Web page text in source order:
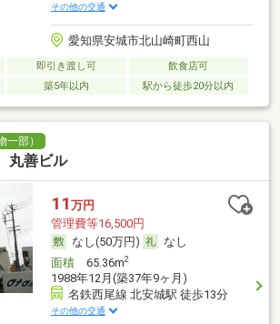
その他の交通
愛知県安城市北山崎町西山
即引き渡し可
飲食店可
築5年以内 駅から徒歩20分以内
一部）
善ビル
11 万円
管理費等16,500円
なし(50万円)
なし
面積65.36m2
1988年12月(築37年9ヶ月)
名鉄西尾線 北安城駅 徒歩13分
その他の交通